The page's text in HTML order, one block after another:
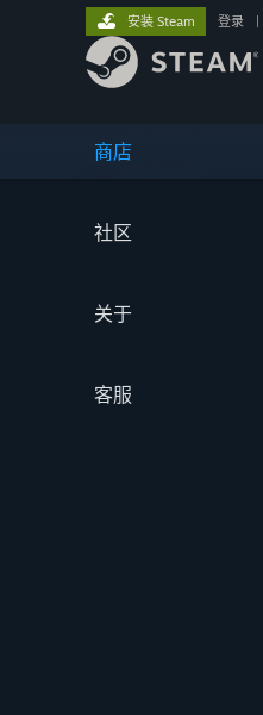
商店
社区
关于
客服
安装 Steam 登录